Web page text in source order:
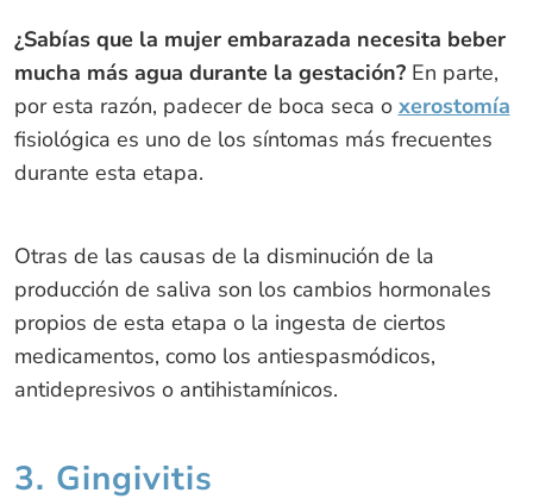
¿Sabías que la mujer embarazada necesita beber
mucha más agua durante la gestación?En parte,
por esta razón, padecer de boca seca o xerostomía
fisiológica es uno de los síntomas más frecuentes
durante esta etapa.
Otras de las causas de la disminución de la
producción de saliva son los cambios hormonales
propios de esta etapa o la ingesta de ciertos
medicamentos, como los antiespasmódicos,
antidepresivos o antihistamínicos.
3. Gingivitis